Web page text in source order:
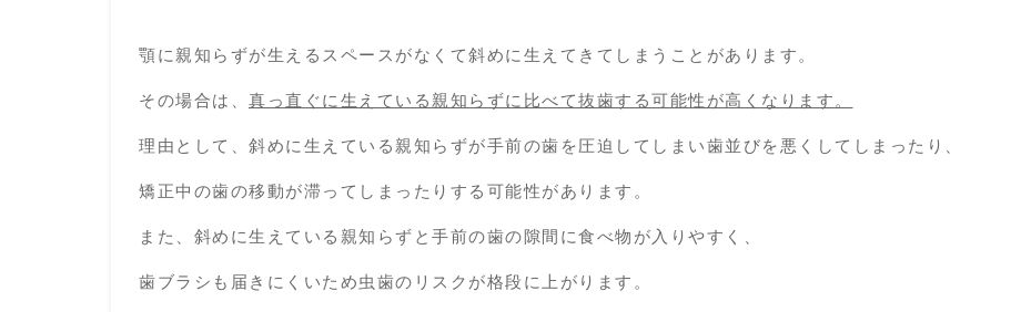
顎に親知らずが生えるスペースがなくて斜めに生えてきてしまうことがあります。
その場合は、 真っ直ぐに生えている親知らずに比べて抜歯する可能性が高くなります。
理由として、斜めに生えている親知らずが手前の歯を圧迫してしまい歯並びを悪くしてしまったり、
矯正中の歯の移動が滞ってしまったりする可能性があります。
また、斜めに生えている親知らずと手前の歯の隙間に食べ物が入りやすく、
歯ブラシも届きにくいため虫歯のリスクが格段に上がります。